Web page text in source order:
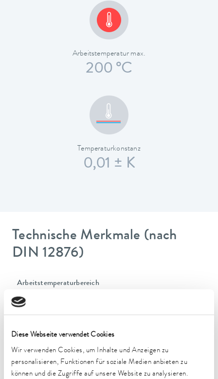
Diese Webseite verwendet Cookies
Wir verwenden Cookies, um Inhalte und Anzeigen zu
personalisieren, Funktionen für soziale Medien anbieten zu
können und die Zugriffe auf unsere Website zu analysieren.
Arbeitstemperatur max.
200 °C
Temperaturkonstanz
0,01 ± K
Technische Merkmale (nach
DIN 12876)
Arbeitstemperaturbereich
Betriebstemperaturbereich
Umgebungstemperaturbereich
5 ... 40 °C